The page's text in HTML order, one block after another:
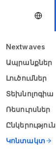
Nextwaves
Ապրանքներ
Լուծումներ
Տեխնոլոգիա
Ռեսուրսներ
Ընկերություն
Կոնտակտ